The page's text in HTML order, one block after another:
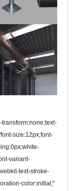
size:12px;font-
variant-
text-stroke-
color:initial;"